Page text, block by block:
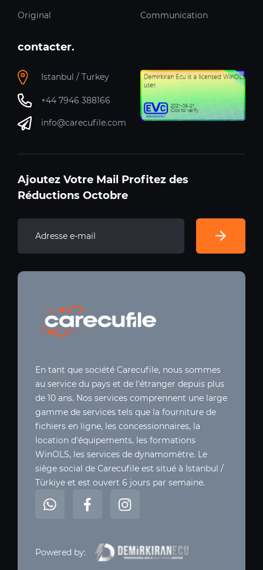
Original
Communication
contacter.
Istanbul / Turkey
+44 7946 388166
info@carecufile.com
Ajoutez Votre Mail Profitez des
Réductions Octobre
En tant que société Carecufile, nous sommes
au service du pays et de l'étranger depuis plus
de 10 ans. Nos services comprennent une large
gamme de services tels que la fourniture de
fichiers en ligne, les concessionnaires, la
location d'équipements, les formations
WinOLS, les services de dynamomètre. Le
siège social de Carecufile est situé à Istanbul /
Türkiye et est ouvert 6 jours par semaine.
Powered by: